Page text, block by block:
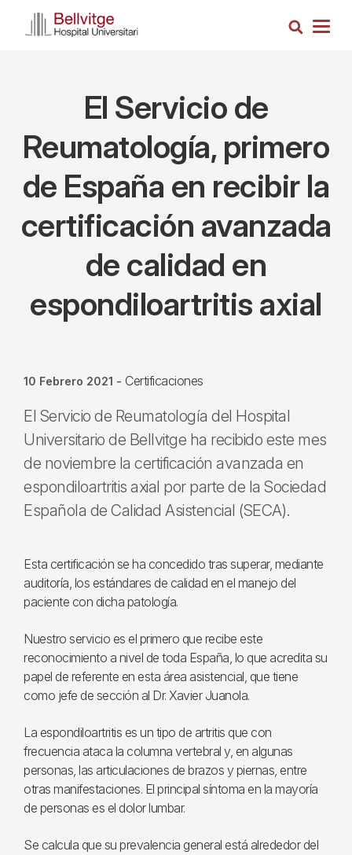
Busca
El Servicio de
Reumatología, primero
de España en recibir la
certificación avanzada
de calidad en
espondiloartritis axial
10 Febrero 2021 - Certificaciones
El Servicio de Reumatología del Hospital
Universitario de Bellvitge ha recibido este mes
de noviembre la certificación avanzada en
espondiloartritis axial por parte de la Sociedad
Española de Calidad Asistencial (SECA).
Esta certificación se ha concedido tras superar, mediante
auditoría, los estándares de calidad en el manejo del
paciente con dicha patología.
Nuestro servicio es el primero que recibe este
reconocimiento a nivel de toda España, lo que acredita su
papel de referente en esta área asistencial, que tiene
como jefe de sección al Dr. Xavier Juanola.
La espondiloartritis es un tipo de artritis que con
frecuencia ataca la columna vertebral y, en algunas
personas, las articulaciones de brazos y piernas, entre
otras manifestaciones. El principal síntoma en la mayoría
de personas es el dolor lumbar.
Se calcula que su prevalencia general está alrededor del